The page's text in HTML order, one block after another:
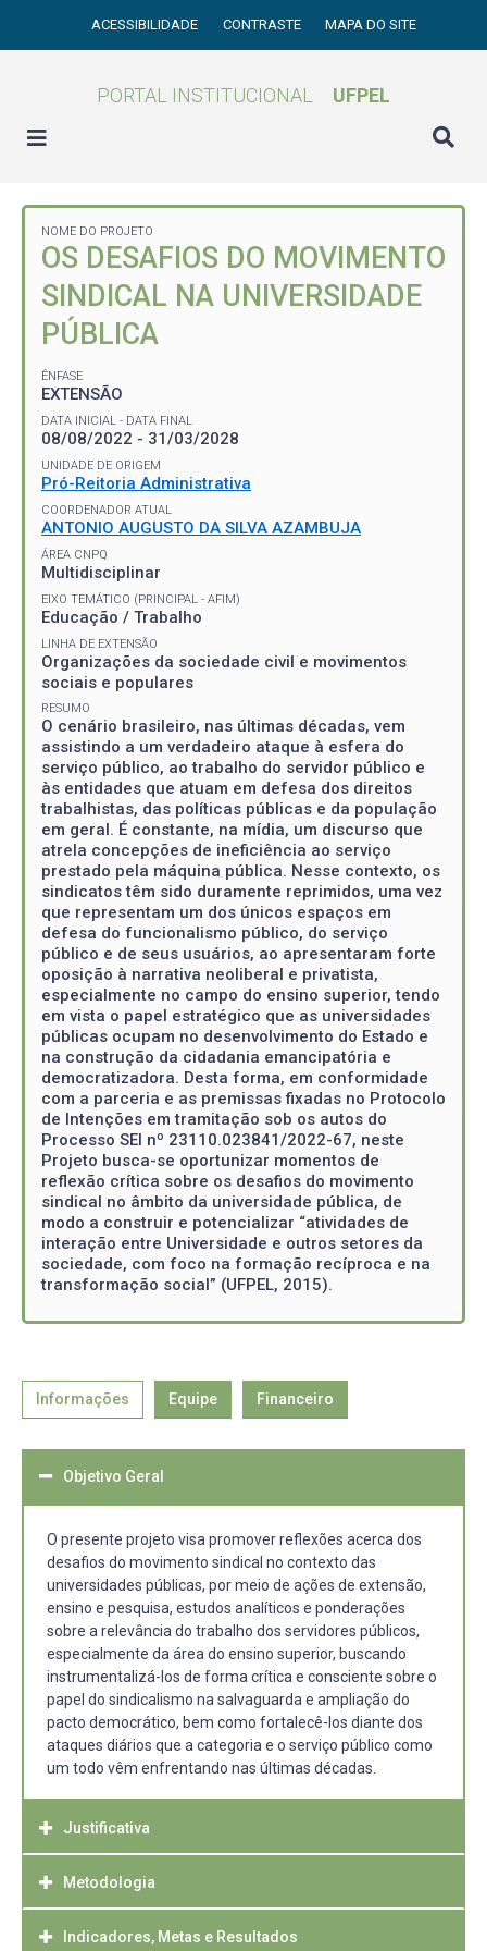
ACESSIBILIDADE CONTRASTE MAPA DO SITE
PORTAL INSTITUCIONAL UFPEL
NOME DO PROJETO
OS DESAFIOS DO MOVIMENTO
SINDICAL NA UNIVERSIDADE
PÚBLICA
ÊNFASE
EXTENSÃO
DATA INICIAL - DATA FINAL
08/08/2022 - 31/03/2028
UNIDADE DE ORIGEM
Pró-Reitoria Administrativa
COORDENADOR ATUAL
ANTONIO AUGUSTO DA SILVA AZAMBUJA
ÁREA CNPQ
Multidisciplinar
EIXO TEMÁTICO (PRINCIPAL - AFIM)
Educação / Trabalho
LINHA DE EXTENSÃO
Organizações da sociedade civil e movimentos
sociais e populares
RESUMO
O cenário brasileiro, nas últimas décadas, vem
assistindo a um verdadeiro ataque à esfera do
serviço público, ao trabalho do servidor público e
às entidades que atuam em defesa dos direitos
trabalhistas, das políticas públicas e da população
em geral. É constante, na mídia, um discurso que
atrela concepções de ineficiência ao serviço
prestado pela máquina pública. Nesse contexto, os
sindicatos têm sido duramente reprimidos, uma vez
que representam um dos únicos espaços em
defesa do funcionalismo público, do serviço
público e de seus usuários, ao apresentaram forte
oposição à narrativa neoliberal e privatista,
especialmente no campo do ensino superior, tendo
em vista o papel estratégico que as universidades
públicas ocupam no desenvolvimento do Estado e
na construção da cidadania emancipatória e
democratizadora. Desta forma, em conformidade
com a parceria e as premissas fixadas no Protocolo
de Intenções em tramitação sob os autos do
Processo SEI nº 23110.023841/2022-67, neste
Projeto busca-se oportunizar momentos de
reflexão crítica sobre os desafios do movimento
sindical no âmbito da universidade pública, de
modo a construir e potencializar “atividades de
interação entre Universidade e outros setores da
sociedade, com foco na formação recíproca e na
transformação social” (UFPEL, 2015).
Informações Equipe Financeiro
Objetivo Geral
O presente projeto visa promover reflexões acerca dos
desafios do movimento sindical no contexto das
universidades públicas, por meio de ações de extensão,
ensino e pesquisa, estudos analíticos e ponderações
sobre a relevância do trabalho dos servidores públicos,
especialmente da área do ensino superior, buscando
instrumentalizá-los de forma crítica e consciente sobre o
papel do sindicalismo na salvaguarda e ampliação do
pacto democrático, bem como fortalecê-los diante dos
ataques diários que a categoria e o serviço público como
um todo vêm enfrentando nas últimas décadas.
Justificativa
O movimento sindical ou sindicalismo é um movimento
existente em todo o mundo e que propõe o
fortalecimento dos sindicatos, para assim, fortalecer
Metodologia
A metodologia do projeto foi construída com o objetivo de
Indicadores, Metas e Resultados